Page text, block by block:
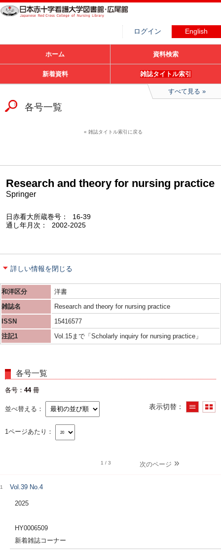
ログイン English
ホーム 資料検索
新着資料 雑誌タイトル索引
すべて見る
各号一覧
雑誌タイトル索引に戻る
Research and theory for nursing practice
Springer
日赤看大所蔵巻号
16-39
通し年月次
2002-2025
詳しい情報を閉じる
和洋区分
洋書
雑誌名
Research and theory for nursing practice
ISSN
15416577
注記1
Vol.15まで「Scholarly inquiry for nursing practice」
各号一覧
各号 44冊
並べ替える 表示切替
1ページあたり
1 / 3 次のページ
1 Vol.39 No.4
2025
HY0006509
新着雑誌コーナー